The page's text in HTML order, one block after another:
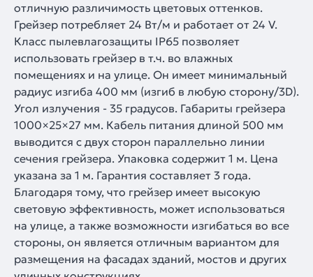
отличную различимость цветовых оттенков.
Грейзер потребляет 24 Вт/м и работает от 24 V.
Класс пылевлагозащиты IP65 позволяет
использовать грейзер в т.ч. во влажных
помещениях и на улице. Он имеет минимальный
радиус изгиба 400 мм (изгиб в любую сторону/3D).
Угол излучения - 35 градусов. Габариты грейзера
1000×25×27 мм. Кабель питания длиной 500 мм
выводится с двух сторон параллельно линии
сечения грейзера. Упаковка содержит 1 м. Цена
указана за 1 м. Гарантия составляет 3 года.
Благодаря тому, что грейзер имеет высокую
световую эффективность, может использоваться
на улице, а также возможности изгибаться во все
стороны, он является отличным вариантом для
размещения на фасадах зданий, мостов и других